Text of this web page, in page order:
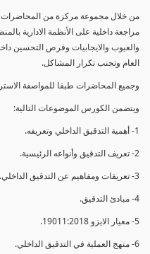
من خلال مجموعة مركزة من المحاضرات
مراجعة داخلية على الأنظمة الادارية
والعيوب والايجابيات وفرص التحسين
العام وتجنب تكرار المشاكل.
وجميع المحاضرات طبقا للمواصفة الاسترشادية
ويتضمن الكورس الموضوعات التالية:
1- أهمية التدقيق الداخلي وتعريفه.
2- تعريف التدقيق وأنواعه الرئيسية.
3- تعريفات ومفاهيم عن التدقيق الداخلي.
4- مبادئ التدقيق.
5- معيار الايزو 19011:2018.
6- منهج العملية في التدقيق الداخلي.